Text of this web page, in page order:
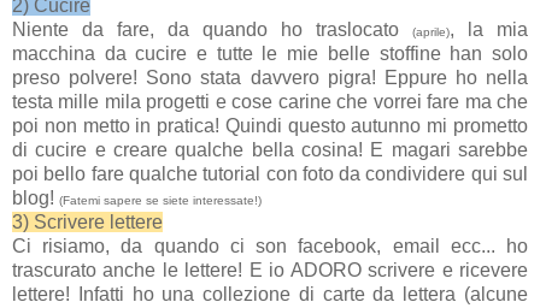
2) Cucire
Niente da fare, da quando ho traslocato
(aprile), la mia
macchina da cucire e tutte le mie belle stoffine han solo
preso polvere! Sono stata davvero pigra! Eppure ho nella
testa mille mila progetti e cose carine che vorrei fare ma che
poi non metto in pratica! Quindi questo autunno mi prometto
di cucire e creare qualche bella cosina! E magari sarebbe
poi bello fare qualche tutorial con foto da condividere qui sul
blog! (Fatemi sapere se siete interessate!)
3) Scrivere lettere
Ci risiamo, da quando ci son facebook, email ecc... ho
trascurato anche le lettere! E io ADORO scrivere e ricevere
lettere! Infatti ho una collezione di carte da lettera (alcune